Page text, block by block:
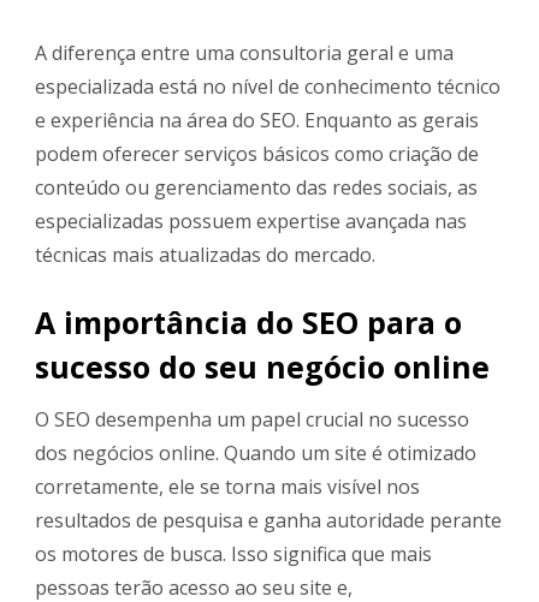
A diferença entre uma consultoria geral e uma
especializada está no nível de conhecimento técnico
e experiência na área do SEO. Enquanto as gerais
podem oferecer serviços básicos como criação de
conteúdo ou gerenciamento das redes sociais, as
especializadas possuem expertise avançada nas
técnicas mais atualizadas do mercado.
A importância do SEO para o
sucesso do seu negócio online
O SEO desempenha um papel crucial no sucesso
dos negócios online. Quando um site é otimizado
corretamente, ele se torna mais visível nos
resultados de pesquisa e ganha autoridade perante
os motores de busca. Isso significa que mais
pessoas terão acesso ao seu site e,